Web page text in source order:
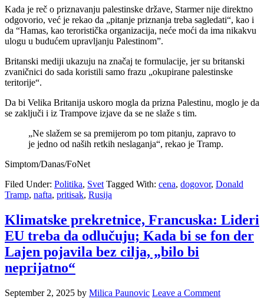
Kada je reč o priznavanju palestinske države, Starmer nije direktno
odgovorio, već je rekao da „pitanje priznanja treba sagledati“, kao i
da “Hamas, kao teroristička organizacija, neće moći da ima nikakvu
ulogu u budućem upravljanju Palestinom”.
Britanski mediji ukazuju na značaj te formulacije, jer su britanski
zvaničnici do sada koristili samo frazu „okupirane palestinske
teritorije“.
Da bi Velika Britanija uskoro mogla da prizna Palestinu, moglo je da
se zaključi i iz Trampove izjave da se ne slaže s tim.
„Ne slažem se sa premijerom po tom pitanju, zapravo to
je jedno od naših retkih neslaganja“, rekao je Tramp.
Simptom/Danas/FoNet
Filed Under: Politika, Svet Tagged With: cena, dogovor, Donald
Tramp, nafta, pritisak, Rusija
Klimatske prekretnice, Francuska: Lideri
EU treba da odlučuju; Kada bi se fon der
Lajen pojavila bez cilja, „bilo bi
neprijatno“
September 2, 2025 by Milica Paunovic Leave a Comment